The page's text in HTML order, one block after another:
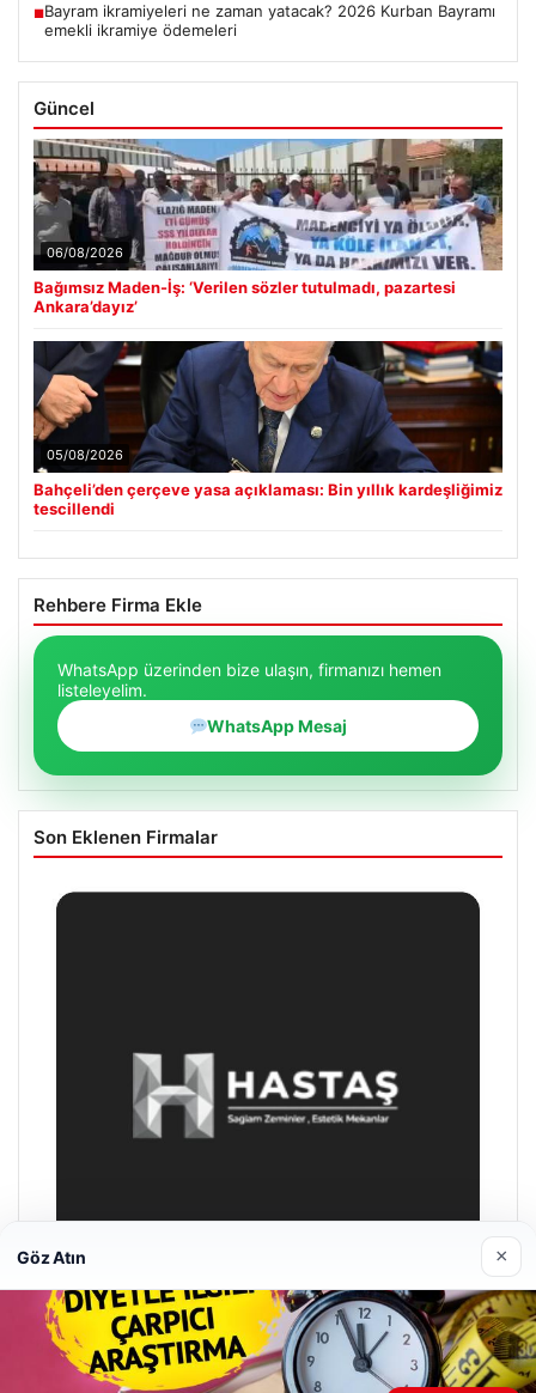
■Bayram ikramiyeleri ne zaman yatacak? 2026 Kurban Bayramı
emekli ikramiye ödemeleri
Güncel
06/08/2026
Bağımsız Maden-İş: ‘Verilen sözler tutulmadı, pazartesi
Ankara’dayız’
05/08/2026
Bahçeli’den çerçeve yasa açıklaması: Bin yıllık kardeşliğimiz
tescillendi
Rehbere Firma Ekle
WhatsApp üzerinden bize ulaşın, firmanızı hemen
listeleyelim.
WhatsApp Mesaj
Son Eklenen Firmalar
Enes Kaplan Avukatlık Bürosu
Göz Atın ×